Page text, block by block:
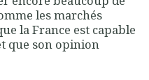
les marchés
la France est capable
que son opinion